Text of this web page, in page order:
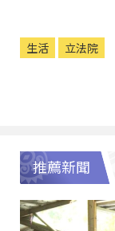
生活 立法院
推薦新聞